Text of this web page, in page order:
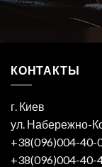
КОНТАКТЫ
г. Киев
ул. Набережно-
+38(096)004-40-
+38(096)004-40-